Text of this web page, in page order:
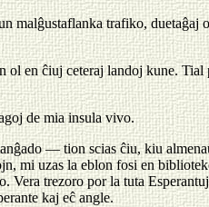
malĝustaflanka trafiko,
en ĉiuj ceteraj landoj kune. Tial
de mia insula vivo.
— tion scias ĉiu, kiu
mi uzas la eblon fosi en
Vera trezoro por la tuta
kaj eĉ angle.